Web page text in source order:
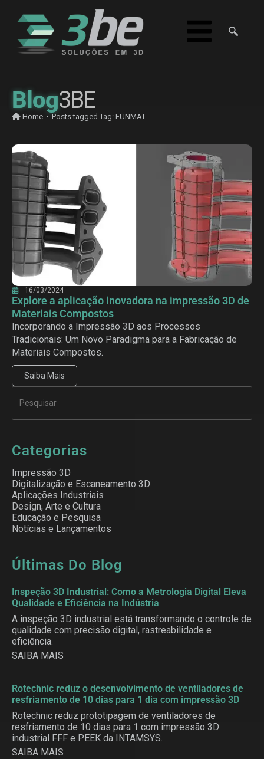
Blog3BE
Home • Posts tagged Tag: FUNMAT
16/03/2024
Explore a aplicação inovadora na impressão 3D de
Materiais Compostos
Incorporando a Impressão 3D aos Processos
Tradicionais: Um Novo Paradigma para a Fabricação de
Materiais Compostos.
Saiba Mais
Categorias
Impressão 3D
Digitalização e Escaneamento 3D
Aplicações Industriais
Design, Arte e Cultura
Educação e Pesquisa
Notícias e Lançamentos
Últimas Do Blog
Inspeção 3D Industrial: Como a Metrologia Digital Eleva
Qualidade e Eficiência na Indústria
A inspeção 3D industrial está transformando o controle de
qualidade com precisão digital, rastreabilidade e
eficiência.
SAIBA MAIS
Rotechnic reduz o desenvolvimento de ventiladores de
resfriamento de 10 dias para 1 dia com impressão 3D
Rotechnic reduz prototipagem de ventiladores de
resfriamento de 10 dias para 1 com impressão 3D
industrial FFF e PEEK da INTAMSYS.
SAIBA MAIS